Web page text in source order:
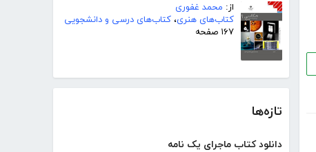
از: محمد غفوری
کتاب‌های هنری، کتاب‌های درسی و دانشجویی
۱۶۷ صفحه
تازه‌ها
دانلود کتاب ماجرای یک نامه